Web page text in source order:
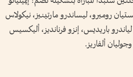
روميرو، ليساندرو مارتينيز، نيكولاس
باريديس، إنزو فرنانديز، أليكسيس
ألفاريز.